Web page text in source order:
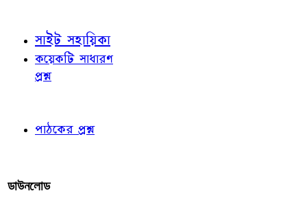
সাইট সহায়িকা
কয়েকটি সাধারণ
প্রশ্ন
পাঠকের প্রশ্ন
ডাউনলোড